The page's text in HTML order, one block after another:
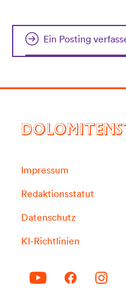
Ein Posting
Impressum
Redaktionsstatut
Datenschutz
KI-Richtlinien